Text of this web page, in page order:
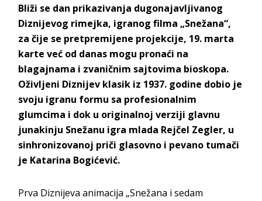
Bliži se dan prikazivanja dugonajavljivanog
Diznijevog rimejka, igranog filma „Snežana“,
za čije se pretpremijene projekcije, 19. marta
karte već od danas mogu pronaći na
blagajnama i zvaničnim sajtovima bioskopa.
Oživljeni Diznijev klasik iz 1937. godine dobio je
svoju igranu formu sa profesionalnim
glumcima i dok u originalnoj verziji glavnu
junakinju Snežanu igra mlada Rejčel Zegler, u
sinhronizovanoj priči glasovno i pevano tumači
je Katarina Bogićević.
Prva Diznijeva animacija „Snežana i sedam